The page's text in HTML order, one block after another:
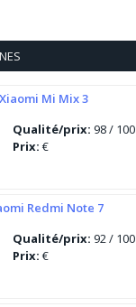
Xiaomi Mi Mix 3
Qualité/prix:98 / 100
Prix:€
Redmi Note 7
Qualité/prix:92 / 100
Prix:€